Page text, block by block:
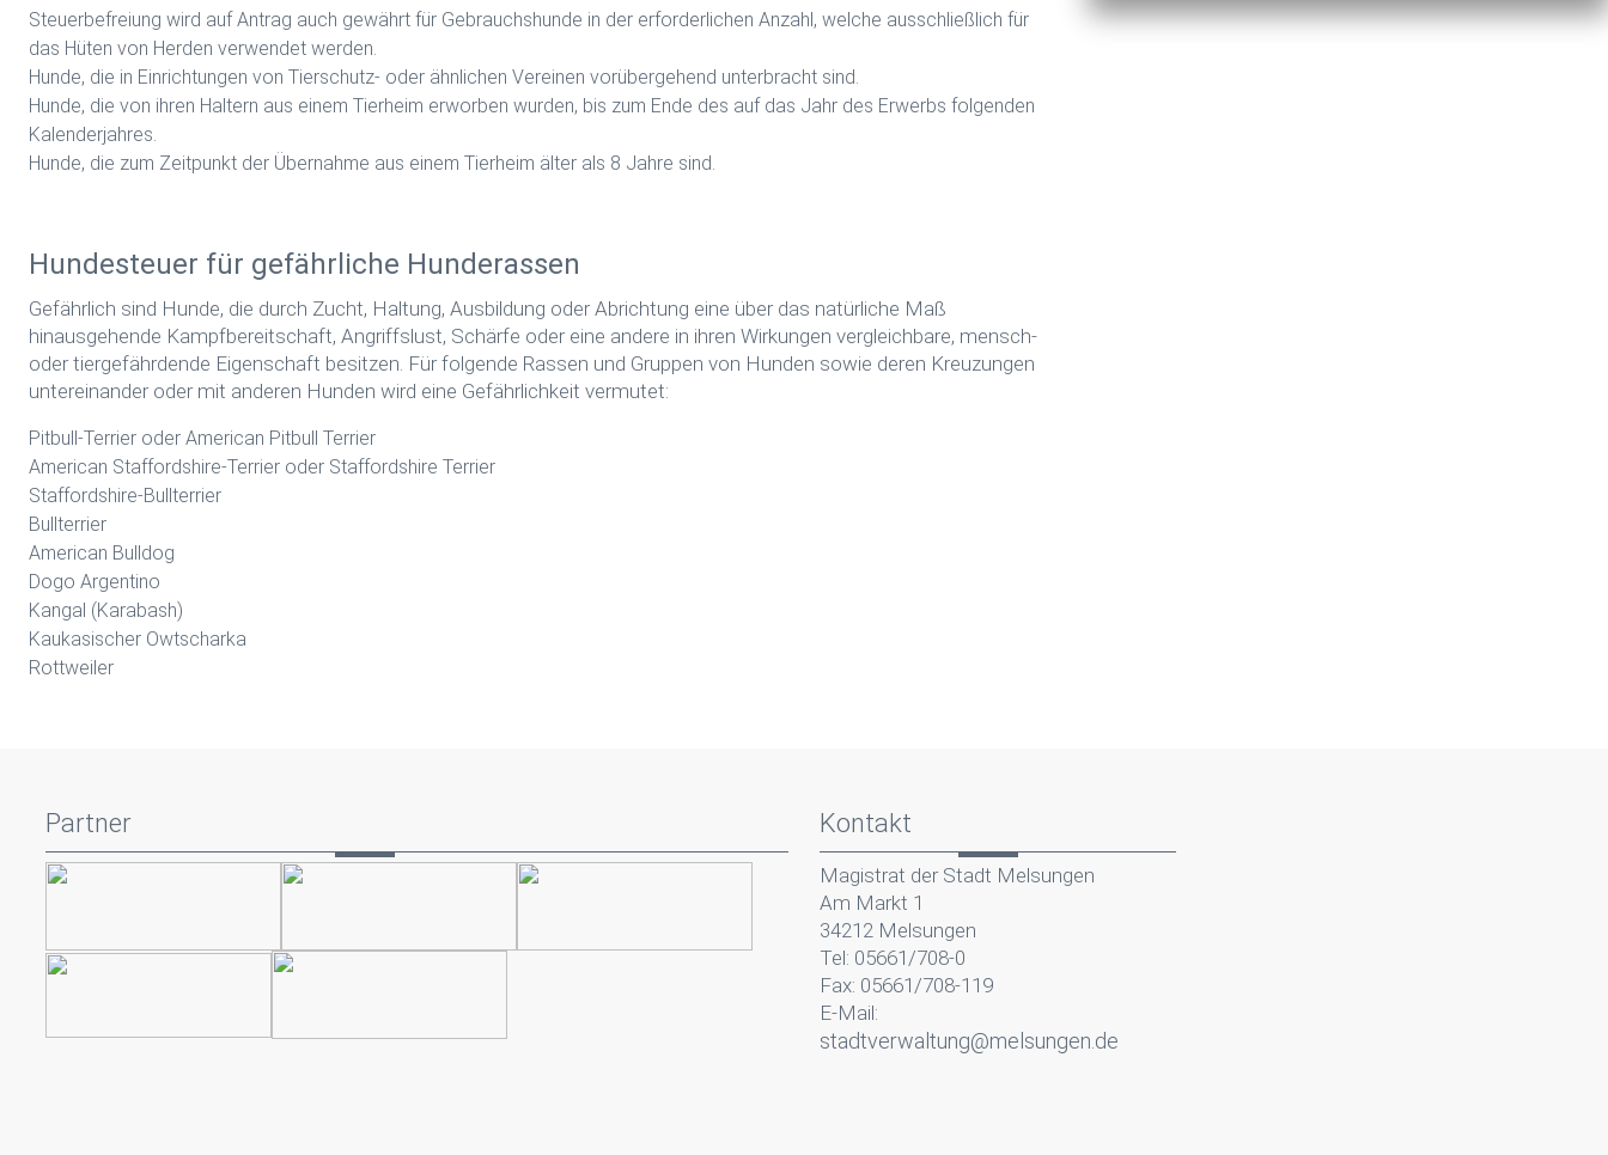
Steuerbefreiung wird auf Antrag auch gewährt für Gebrauchshunde in der erforderlichen Anzahl, welche ausschließlich für
das Hüten von Herden verwendet werden.
Hunde, die in Einrichtungen von Tierschutz- oder ähnlichen Vereinen vorübergehend unterbracht sind.
Hunde, die von ihren Haltern aus einem Tierheim erworben wurden, bis zum Ende des auf das Jahr des Erwerbs folgenden
Kalenderjahres.
Hunde, die zum Zeitpunkt der Übernahme aus einem Tierheim älter als 8 Jahre sind.
Hundesteuer für gefährliche Hunderassen
Gefährlich sind Hunde, die durch Zucht, Haltung, Ausbildung oder Abrichtung eine über das natürliche Maß
hinausgehende Kampfbereitschaft, Angriffslust, Schärfe oder eine andere in ihren Wirkungen vergleichbare, mensch-
oder tiergefährdende Eigenschaft besitzen. Für folgende Rassen und Gruppen von Hunden sowie deren Kreuzungen
untereinander oder mit anderen Hunden wird eine Gefährlichkeit vermutet:
Pitbull-Terrier oder American Pitbull Terrier
American Staffordshire-Terrier oder Staffordshire Terrier
Staffordshire-Bullterrier
Bullterrier
American Bulldog
Dogo Argentino
Kangal (Karabash)
Kaukasischer Owtscharka
Rottweiler
Partner Kontakt
Magistrat der Stadt Melsungen
Am Markt 1
34212 Melsungen
Tel: 05661/708-0
Fax: 05661/708-119
E-Mail:
stadtverwaltung@melsungen.de